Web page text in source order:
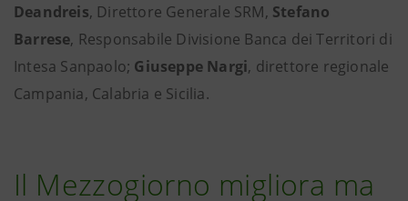
Deandreis, Direttore Generale SRM, Stefano
Barrese, Responsabile Divisione Banca dei Territori di
Intesa Sanpaolo; Giuseppe Nargi, direttore regionale
Campania, Calabria e Sicilia.
Il Mezzogiorno migliora ma